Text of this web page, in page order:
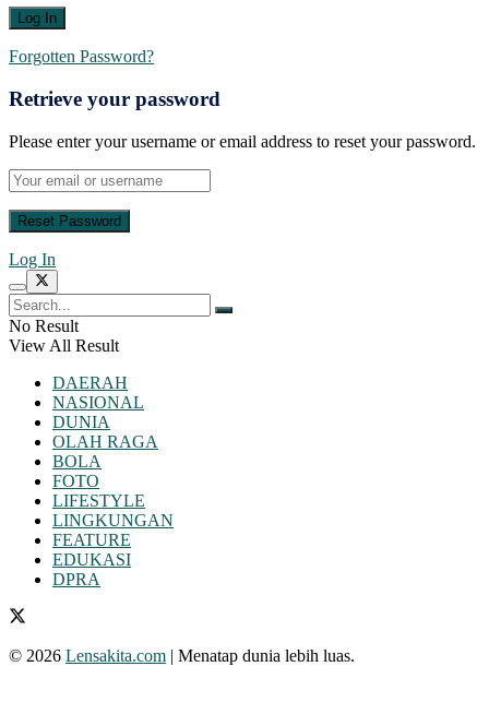
Forgotten Password?
Retrieve your password
Please enter your username or email address to reset your password.
Log In
No Result
View All Result
DAERAH
NASIONAL
DUNIA
OLAH RAGA
BOLA
FOTO
LIFESTYLE
LINGKUNGAN
FEATURE
EDUKASI
DPRA
© 2026 Lensakita.com | Menatap dunia lebih luas.